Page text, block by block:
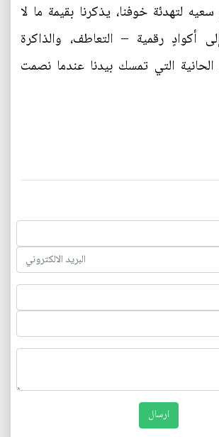
لتهدئة خوفنا، يذكرنا بقيمة ما لا
أكوادٍ رقمية – التعاطف، والذاكرة
الحانية التي تمسك بيدنا عندما نصمت